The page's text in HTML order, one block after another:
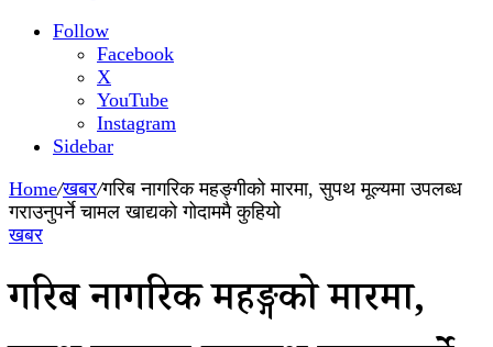
Follow
Facebook
X
YouTube
Instagram
Sidebar
Home/खबर/गरिब नागरिक महङ्गीको मारमा, सुपथ मूल्यमा उपलब्ध
गराउनुपर्ने चामल खाद्यको गोदाममै कुहियो
खबर
गरिब नागरिक महङ्गीको मारमा,